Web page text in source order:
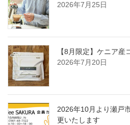
2026年7月25日
【8月限定】ケニア
2026年7月20日
2026年10月より瀬戸
更いたします